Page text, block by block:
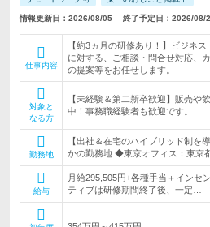
情報更新日：2026/08/05 終了予定日：2026/08/
仕事内容
【約3ヵ月の研修あり！】ビジネ
に対する、ご相談・問合せ対応、
の提案等をお任せします。
対象と
なる方
【未経験＆第二新卒歓迎】販売や
中！事務職経験者も歓迎です。
勤務地
【出社＆在宅のハイブリッド制を
かの勤務地 ◆東京オフィス：東京
給与
月給295,505円+各種手当＋イン
ティブは研修期間終了後、一定…